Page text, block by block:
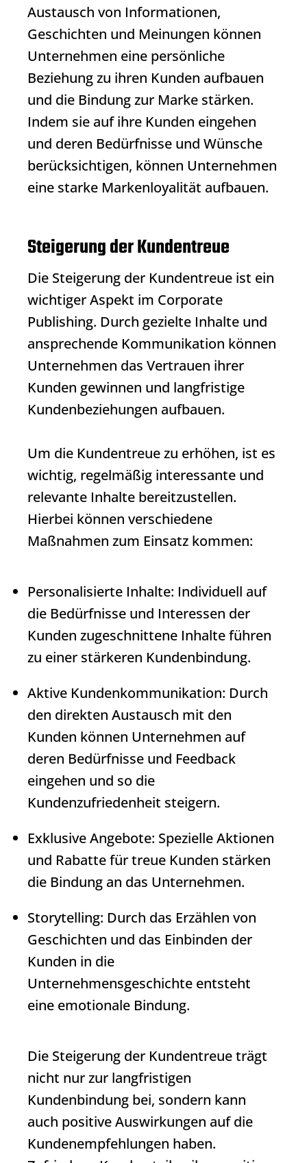
Austausch von Informationen,
Geschichten und Meinungen können
Unternehmen eine persönliche
Beziehung zu ihren Kunden aufbauen
und die Bindung zur Marke stärken.
Indem sie auf ihre Kunden eingehen
und deren Bedürfnisse und Wünsche
berücksichtigen, können Unternehmen
eine starke Markenloyalität aufbauen.
Steigerung der Kundentreue
Die Steigerung der Kundentreue ist ein
wichtiger Aspekt im Corporate
Publishing. Durch gezielte Inhalte und
ansprechende Kommunikation können
Unternehmen das Vertrauen ihrer
Kunden gewinnen und langfristige
Kundenbeziehungen aufbauen.
Um die Kundentreue zu erhöhen, ist es
wichtig, regelmäßig interessante und
relevante Inhalte bereitzustellen.
Hierbei können verschiedene
Maßnahmen zum Einsatz kommen:
Personalisierte Inhalte: Individuell auf
die Bedürfnisse und Interessen der
Kunden zugeschnittene Inhalte führen
zu einer stärkeren Kundenbindung.
Aktive Kundenkommunikation: Durch
den direkten Austausch mit den
Kunden können Unternehmen auf
deren Bedürfnisse und Feedback
eingehen und so die
Kundenzufriedenheit steigern.
Exklusive Angebote: Spezielle Aktionen
und Rabatte für treue Kunden stärken
die Bindung an das Unternehmen.
Storytelling: Durch das Erzählen von
Geschichten und das Einbinden der
Kunden in die
Unternehmensgeschichte entsteht
eine emotionale Bindung.
Die Steigerung der Kundentreue trägt
nicht nur zur langfristigen
Kundenbindung bei, sondern kann
auch positive Auswirkungen auf die
Kundenempfehlungen haben.